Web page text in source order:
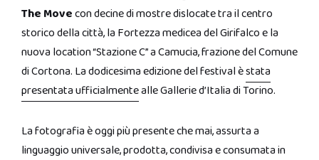
The Movecon decine di mostre dislocate tra il centro
storico della città, la Fortezza medicea del Girifalco e la
nuova location “Stazione C” a Camucia, frazione del Comune
di Cortona. La dodicesima edizione del festival èstata
presentata ufficialmentealle Gallerie d’Italia di Torino.
La fotografia è oggi più presente che mai, assurta a
linguaggio universale, prodotta, condivisa e consumata in